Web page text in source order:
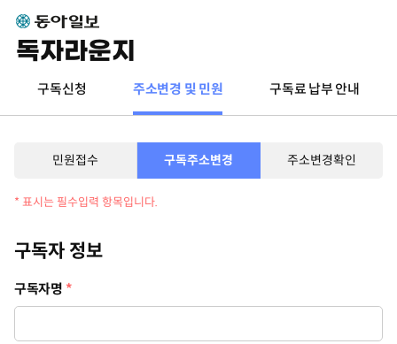
독자라운지
구독신청 주소변경 및 민원 구독료 납부 안내
민원접수 구독주소변경 주소변경확인
* 표시는 필수입력 항목입니다.
구독자 정보
구독자명 *